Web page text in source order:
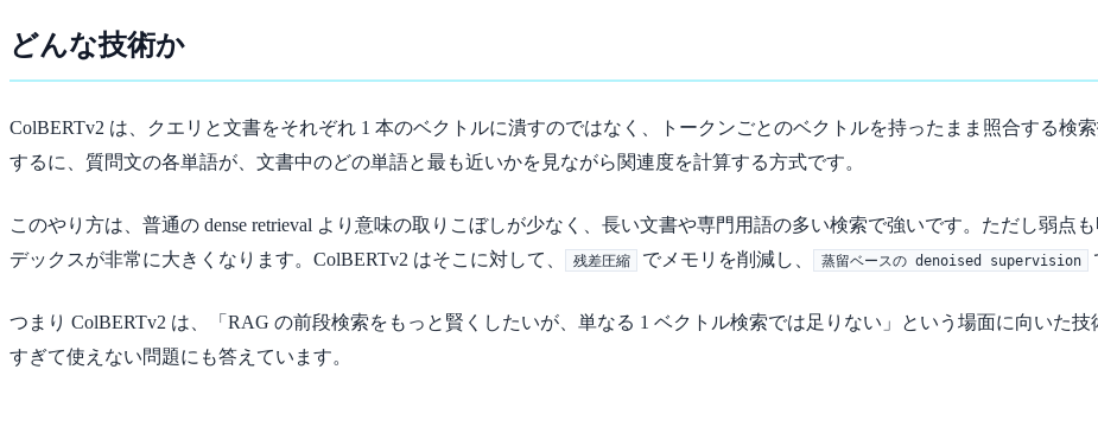
どんな技術か
ColBERTv2 は、クエリと文書をそれぞれ 1 本のベクトルに潰すのではなく、トークンごとのベクトルを持ったまま照合する検
するに、質問文の各単語が、文書中のどの単語と最も近いかを見ながら関連度を計算する方式です。
このやり方は、普通の dense retrieval より意味の取りこぼしが少なく、長い文書や専門用語の多い検索で強いです。ただし弱点
デックスが非常に大きくなります。ColBERTv2 はそこに対して、
残差圧縮 でメモリを削減し、 蒸留ベースの denoised supervision
つまり ColBERTv2 は、「RAG の前段検索をもっと賢くしたいが、単なる 1 ベクトル検索では足りない」という場面に向いた
すぎて使えない問題にも答えています。